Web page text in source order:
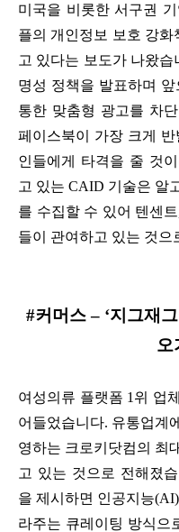
미국을 비롯한 서구권
플의 개인정보 보호 강화
고 있다는 보도가 나왔
명성 정책을 발표하며
통한 맞춤형 광고를 차
페이스북이 가장 크게
인들에게 타격을 줄 것
고 있는 CAID 기술은 알
를 수집할 수 있어 텐센
들이 관여하고 있는 것으
#커머스 – ‘지그재
오
여성의류 플랫폼 1위 업
어들었습니다. 유통업계
영하는 크로키닷컴의 최
고 있는 것으로 전해졌
을 제시하면 인공지능
라주는 큐레이팅 방식으